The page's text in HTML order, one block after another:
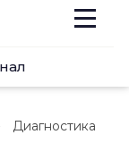
Диагностика